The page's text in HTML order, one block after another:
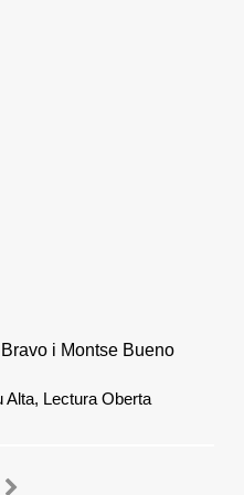
i Montse Bueno
Alta, Lectura Oberta